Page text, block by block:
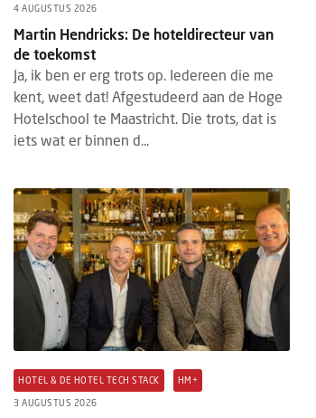
4 AUGUSTUS 2026
Martin Hendricks: De hoteldirecteur van
de toekomst
Ja, ik ben er erg trots op. Iedereen die me
kent, weet dat! Afgestudeerd aan de Hoge
Hotelschool te Maastricht. Die trots, dat is
iets wat er binnen d...
HOTEL & DE HOTEL TECH STACK HM+
3 AUGUSTUS 2026